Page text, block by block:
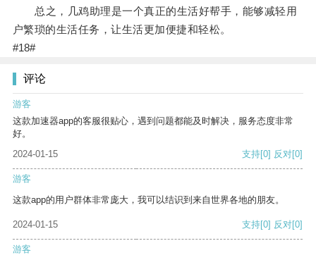
总之，几鸡助理是一个真正的生活好帮手，能够减轻用
户繁琐的生活任务，让生活更加便捷和轻松。
#18#
评论
游客
这款加速器app的客服很贴心，遇到问题都能及时解决，服务态度非常
好。
2024-01-15
支持[0] 反对[0]
游客
这款app的用户群体非常庞大，我可以结识到来自世界各地的朋友。
2024-01-15 支持[0] 反对[0]
游客